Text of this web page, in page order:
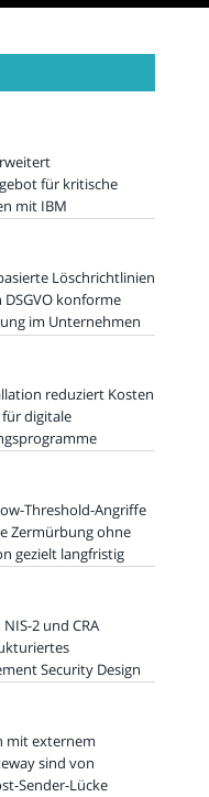
für kritische
mit IBM
Löschrichtlinien
konforme
im Unternehmen
reduziert Kosten
digitale
Threshold-Angriffe
Zermürbung ohne
gezielt langfristig
2 und CRA
Security Design
mit externem
sind von
Sender-Lücke